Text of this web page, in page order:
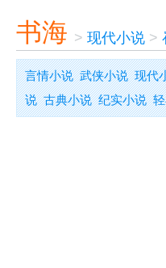
书海 > 现代小说 >
言情小说 武侠小说 现代
说 古典小说 纪实小说